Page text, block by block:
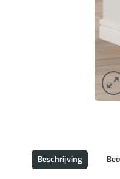
Beschrijving